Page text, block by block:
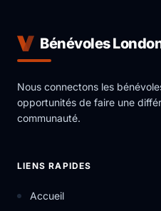
Bénévoles
Nous connectons les
opportunités de faire une
communauté.
LIENS RAPIDES
Accueil